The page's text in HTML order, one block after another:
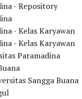
- Repository
- Kelas Karyawan
- Kelas Karyawan
Paramadina
Sangga Buana